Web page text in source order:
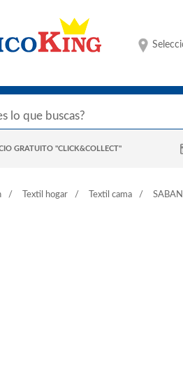
GRATUITO "CLICK&COLLECT"
Textil hogar Textil cama